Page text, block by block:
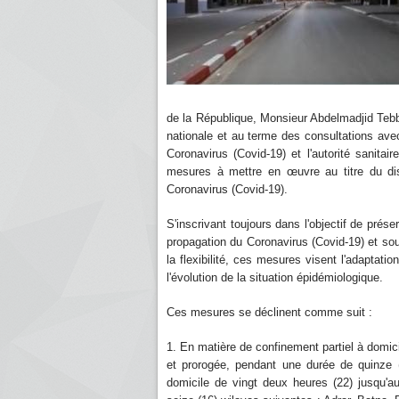
de la République, Monsieur Abdelmadjid
nationale et au terme des consultations
Coronavirus (Covid-19) et l'autorité
mesures à mettre en œuvre au titre du
Coronavirus (Covid-19).
S'inscrivant toujours dans l'objectif de
propagation du Coronavirus (Covid-19) et
la flexibilité, ces mesures visent
l'évolution de la situation épidémiologique.
Ces mesures se déclinent comme suit :
1. En matière de confinement partiel à
et prorogée, pendant une durée de
domicile de vingt deux heures (22)